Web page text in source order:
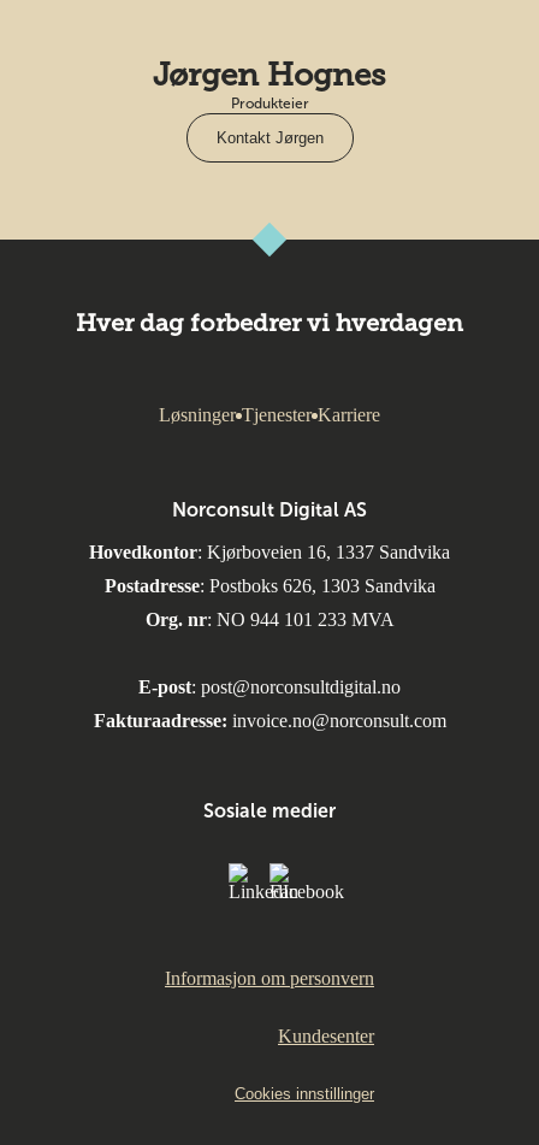
Jørgen Hognes
Produkteier
Kontakt Jørgen
Hver dag forbedrer vi hverdagen
Løsninger Tjenester Karriere
Sosiale medier
Informasjon om personvern
Kundesenter
Cookies innstillinger
Norconsult Digital AS
Hovedkontor: Kjørboveien 16, 1337 Sandvika
Postadresse: Postboks 626, 1303 Sandvika
Org. nr: NO 944 101 233 MVA
E-post: post@norconsultdigital.no
Fakturaadresse: invoice.no@norconsult.com